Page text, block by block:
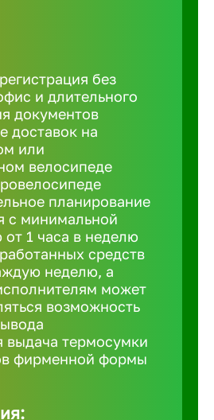
Батайск
без
и длительного
документов
доставок на
или
велосипеде
планирование
с минимальной
от 1 часа в неделю
средств
неделю, а
может
возможность
выдача термосумки
фирменной формы